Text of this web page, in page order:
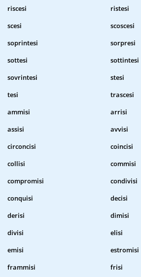
riscesi
ristesi
scesi
scoscesi
soprintesi
sorpresi
sottesi
sottintesi
sovrintesi
stesi
tesi
trascesi
ammisi
arrisi
assisi
avvisi
circoncisi
coincisi
collisi
commisi
compromisi
condivisi
conquisi
decisi
derisi
dimisi
divisi
elisi
emisi
estromisi
frammisi
frisi